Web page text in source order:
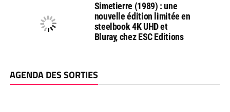
Simetierre (1989) : une
nouvelle édition limitée en
steelbook 4K UHD et
Bluray, chez ESC Editions
AGENDA DES SORTIES